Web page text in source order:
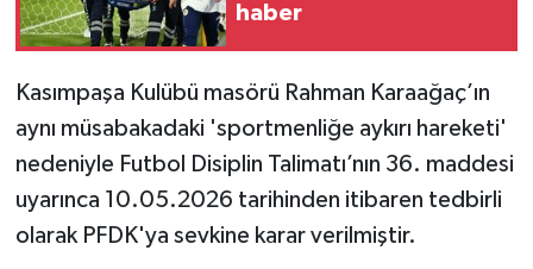
haber
Kasımpaşa Kulübü masörü Rahman Karaağaç’ın
aynı müsabakadaki 'sportmenliğe aykırı hareketi'
nedeniyle Futbol Disiplin Talimatı’nın 36. maddesi
uyarınca 10.05.2026 tarihinden itibaren tedbirli
olarak PFDK'ya sevkine karar verilmiştir.